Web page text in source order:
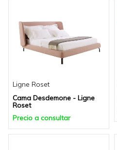
Ligne Roset
Cama Desdemone - Ligne
Roset
Precio a consultar